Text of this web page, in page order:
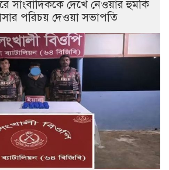
সাংবাদিককে দেখে নেওয়ার হুমকি
পরিচয় দেওয়া সভাপতি